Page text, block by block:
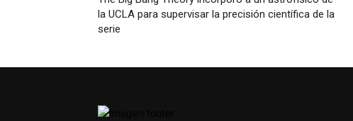
la UCLA para supervisar la precisión científica de la
serie